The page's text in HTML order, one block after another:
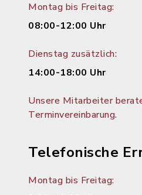
Montag bis Freitag:
08:00-12:00 Uhr
Dienstag zusätzlich:
14:00-18:00 Uhr
Unsere Mitarbeiter
Terminvereinbarung.
Telefonische
Montag bis Freitag: